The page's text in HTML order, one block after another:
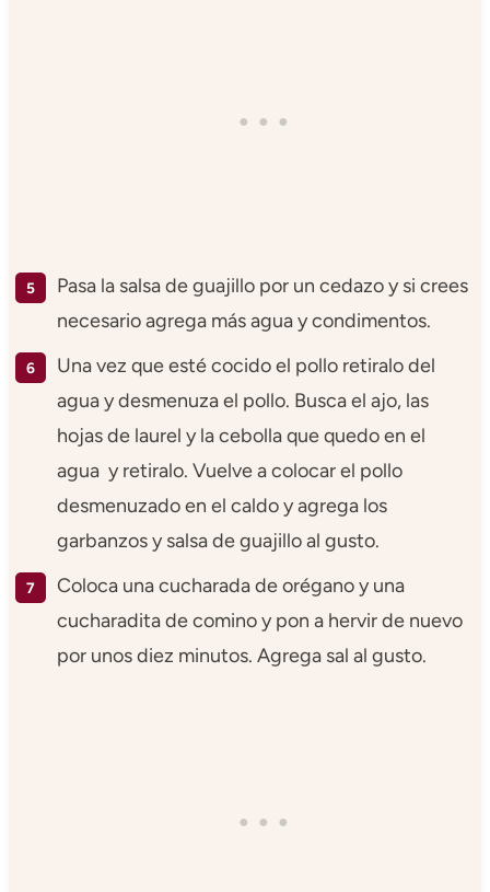
Pasa la salsa de guajillo por un cedazo y si crees
necesario agrega más agua y condimentos.
Una vez que esté cocido el pollo retiralo del
agua y desmenuza el pollo. Busca el ajo, las
hojas de laurel y la cebolla que quedo en el
agua y retiralo. Vuelve a colocar el pollo
desmenuzado en el caldo y agrega los
garbanzos y salsa de guajillo al gusto.
Coloca una cucharada de orégano y una
cucharadita de comino y pon a hervir de nuevo
por unos diez minutos. Agrega sal al gusto.